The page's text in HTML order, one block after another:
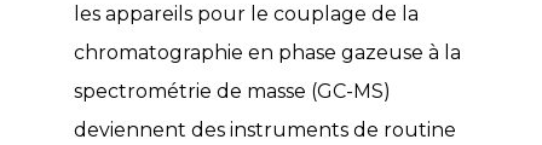
les appareils pour le couplage de la
chromatographie en phase gazeuse à la
spectrométrie de masse (GC-MS)
deviennent des instruments de routine